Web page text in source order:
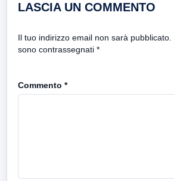
LASCIA UN COMMENTO
Il tuo indirizzo email non sarà pubblicato.
sono contrassegnati *
Commento *